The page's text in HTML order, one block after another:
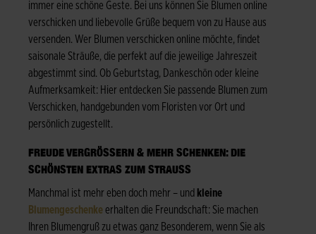
immer eine schöne Geste. Bei uns können Sie Blumen online
verschicken und liebevolle Grüße bequem von zu Hause aus
versenden. Wer Blumen verschicken online möchte, findet
saisonale Sträuße, die perfekt auf die jeweilige Jahreszeit
abgestimmt sind. Ob Geburtstag, Dankeschön oder kleine
Aufmerksamkeit: Hier entdecken Sie passende Blumen zum
Verschicken, handgebunden vom Floristen vor Ort und
persönlich zugestellt.
FREUDE VERGRÖSSERN & MEHR SCHENKEN: DIE S
CHÖNSTEN EXTRAS ZUM STRAUSS
Manchmal ist mehr eben doch mehr – und kleine
Blumengeschenkeerhalten die Freundschaft: Sie machen
Ihren Blumengruß zu etwas ganz Besonderem, wenn Sie als